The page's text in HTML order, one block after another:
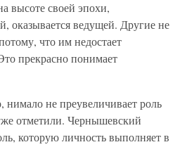
высоте своей эпохи,
оказывается ведущей. Другие не
что им недостает
прекрасно понимает
не преувеличивает роль
отметили. Чернышевский
которую личность выполняет в